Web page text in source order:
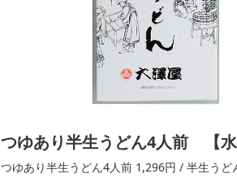
つゆあり半生うどん4人前 【
商標登録店組合加盟店】
つゆあり半生うどん4人前 1,296円 / 半生うど